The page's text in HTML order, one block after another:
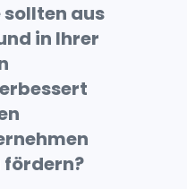
aus
in Ihrer
fördern?